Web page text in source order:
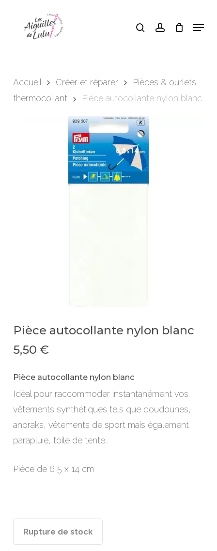
search account Menu
Panier Cart
Accueil Créer et réparer
Pièces & ourlets
thermocollant
Pièce autocollante nylon blanc
Pièce autocollante nylon blanc
5,50 €
Pièce autocollante nylon blanc
Idéal pour raccommoder instantanément vos
vêtements synthétiques tels que doudounes,
anoraks, vêtements de sport mais également
parapluie, toile de tente…
Pièce de 6,5 x 14 cm
Rupture de stock